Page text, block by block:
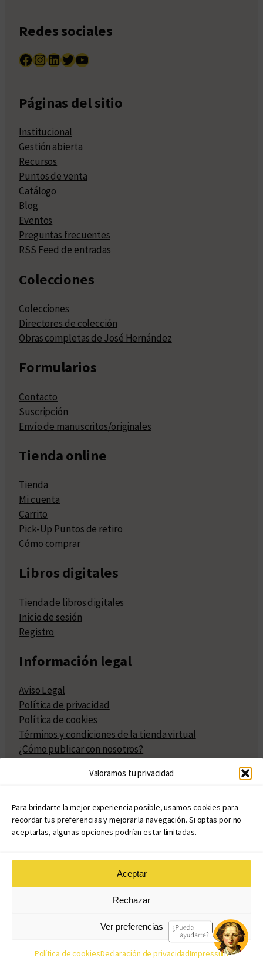
Valoramos tu privacidad
Para brindarte la mejor experiencia posible, usamos cookies para
recordar tus preferencias y mejorar la navegación. Si optas por no
aceptarlas, algunas opciones podrían estar limitadas.
Aceptar
Rechazar
Ver preferencias
Política de cookiesDeclaración de privacidadImpressum
Redes sociales
Facebook InstagramLinkedIn Twitter YouTube
Páginas del sitio
Institucional
Gestión abierta
Recursos
Puntos de venta
Catálogo
Blog
Eventos
Preguntas frecuentes
RSS Feed de entradas
Colecciones
Colecciones
Directores de colección
Obras completas de José Hernández
Formularios
Contacto
Suscripción
Envío de manuscritos/originales
Tienda online
Tienda
Mi cuenta
Carrito
Pick-Up Puntos de retiro
Cómo comprar
Libros digitales
Tienda de libros digitales
Inicio de sesión
Registro
Información legal
Aviso Legal
Política de privacidad
Política de cookies
Términos y condiciones de la tienda virtual
¿Cómo publicar con nosotros?
Políticas de publicación
Políticas de coedición
Atribuciones